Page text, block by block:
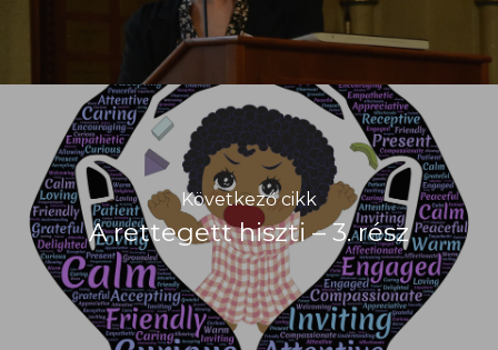
Következő cikk
A rettegett hiszti – 3. rész